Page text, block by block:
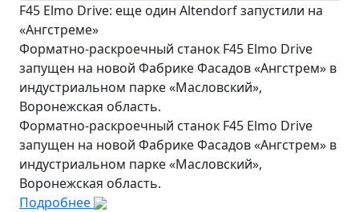
F45 Elmo Drive: еще один Altendorf запустили на
«Ангстреме»
Форматно-раскроечный станок F45 Elmo Drive
запущен на новой Фабрике Фасадов «Ангстрем» в
индустриальном парке «Масловский»,
Воронежская область.
Форматно-раскроечный станок F45 Elmo Drive
запущен на новой Фабрике Фасадов «Ангстрем» в
индустриальном парке «Масловский»,
Воронежская область.
Подробнее